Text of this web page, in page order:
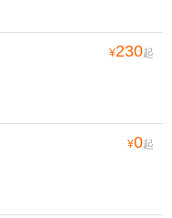
¥230起
¥0起